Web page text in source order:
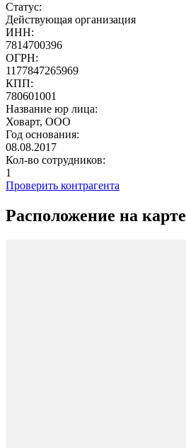
Статус:
Действующая организация
ИНН:
7814700396
ОГРН:
1177847265969
КПП:
780601001
Название юр лица:
Ховарт, ООО
Год основания:
08.08.2017
Кол-во сотрудников:
1
Проверить контрагента
Расположение на карте